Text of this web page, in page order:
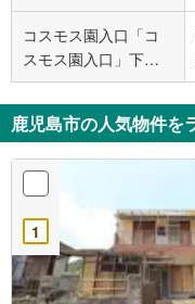
コスモス園入口「コ
スモス園入口」下車
徒歩6分
鹿児島市の人気物件を
1